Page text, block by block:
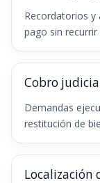
Recordatorios y
pago sin recurrir
Cobro
Demandas
restitución de
Localización